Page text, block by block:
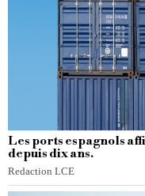
Les ports espagnols
depuis dix ans.
Redaction LCE